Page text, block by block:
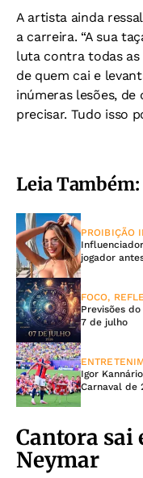
A artista ainda
a carreira. “A sua
luta contra todas
de quem cai e
inúmeras lesões,
precisar. Tudo isso
Leia Também:
PROIBIÇÃO
jogador
FOCO,
Previsões
7 de julho
Igor
Carnaval de
Cantora sai
Neymar